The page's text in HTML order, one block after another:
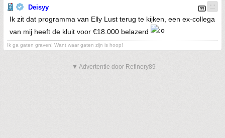
Deisyy
Ik zit dat programma van Elly Lust terug te kijken, een ex-collega
van mij heeft de kluit voor €18.000 belazerd
Ik ga gaten graven! Want waar gaten zijn is hoop!
▼ Advertentie door Refinery89